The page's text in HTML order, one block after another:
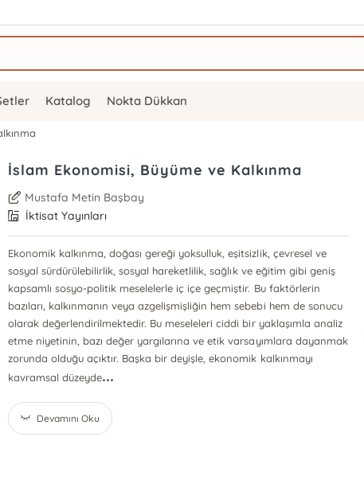
Katalog Nokta Dükkan
İslam Ekonomisi, Büyüme ve Kalkınma
Mustafa Metin Başbay
İktisat Yayınları
Ekonomik kalkınma, doğası gereği yoksulluk, eşitsizlik, çevresel ve
sosyal sürdürülebilirlik, sosyal hareketlilik, sağlık ve eğitim gibi geniş
kapsamlı sosyo-politik meselelerle iç içe geçmiştir. Bu faktörlerin
bazıları, kalkınmanın veya azgelişmişliğin hem sebebi hem de sonucu
olarak değerlendirilmektedir. Bu meseleleri ciddi bir yaklaşımla analiz
etme niyetinin, bazı değer yargılarına ve etik varsayımlara dayanmak
zorunda olduğu açıktır. Başka bir deyişle, ekonomik kalkınmayı
kavramsal düzeyde...
Devamını Oku